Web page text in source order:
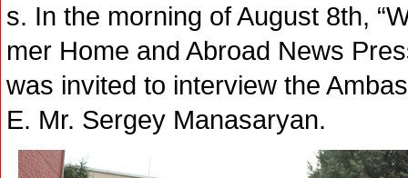
s. In the morning of August 8th,
mer Home and Abroad News
was invited to interview the
E. Mr. Sergey Manasaryan.